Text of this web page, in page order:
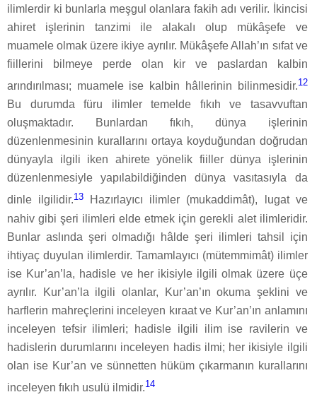
ilimlerdir ki bunlarla meşgul olanlara fakih adı verilir. İkincisi
ahiret işlerinin tanzimi ile alakalı olup mükâşefe ve
muamele olmak üzere ikiye ayrılır. Mükâşefe Allah’ın sıfat ve
fiillerini bilmeye perde olan kir ve paslardan kalbin
arındırılması; muamele ise kalbin hâllerinin bilinmesidir.12
Bu durumda füru ilimler temelde fıkıh ve tasavvuftan
oluşmaktadır. Bunlardan fıkıh, dünya işlerinin
düzenlenmesinin kurallarını ortaya koyduğundan doğrudan
dünyayla ilgili iken ahirete yönelik fiiller dünya işlerinin
düzenlenmesiyle yapılabildiğinden dünya vasıtasıyla da
dinle ilgilidir.13 Hazırlayıcı ilimler (mukaddimât), lugat ve
nahiv gibi şeri ilimleri elde etmek için gerekli alet ilimleridir.
Bunlar aslında şeri olmadığı hâlde şeri ilimleri tahsil için
ihtiyaç duyulan ilimlerdir. Tamamlayıcı (mütemmimât) ilimler
ise Kur’an’la, hadisle ve her ikisiyle ilgili olmak üzere üçe
ayrılır. Kur’an’la ilgili olanlar, Kur’an’ın okuma şeklini ve
harflerin mahreçlerini inceleyen kıraat ve Kur’an’ın anlamını
inceleyen tefsir ilimleri; hadisle ilgili ilim ise ravilerin ve
hadislerin durumlarını inceleyen hadis ilmi; her ikisiyle ilgili
olan ise Kur’an ve sünnetten hüküm çıkarmanın kurallarını
inceleyen fıkıh usulü ilmidir.14